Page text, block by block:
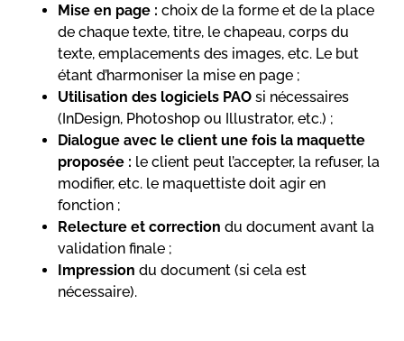
Mise en page : choix de la forme et de la place
de chaque texte, titre, le chapeau, corps du
texte, emplacements des images, etc. Le but
étant d’harmoniser la mise en page ;
Utilisation des logiciels PAO si nécessaires
(InDesign, Photoshop ou Illustrator, etc.) ;
Dialogue avec le client une fois la maquette
proposée : le client peut l’accepter, la refuser, la
modifier, etc. le maquettiste doit agir en
fonction ;
Relecture et correction du document avant la
validation finale ;
Impression du document (si cela est
nécessaire).